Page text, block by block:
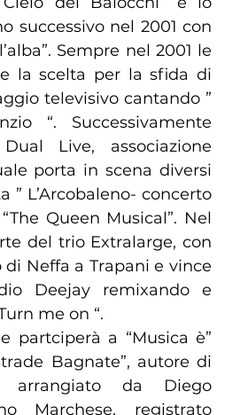
successivo nel 2001 con
Sempre nel 2001 le
la scelta per la sfida di
televisivo cantando ”
“. Successivamente
Live, associazione
porta in scena diversi
” L’Arcobaleno- concerto
Queen Musical”. Nel
del trio Extralarge, con
Neffa a Trapani e vince
Deejay remixando e
me on “.
partciperà a “Musica è”
Bagnate”, autore di
da Diego
Marchese, registrato